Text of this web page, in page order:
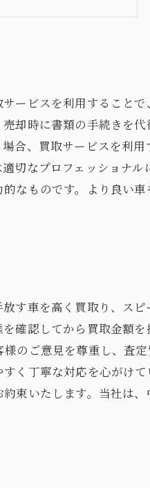
ービスを利用すること
却時に書類の手続きを
合、買取サービスを利
切なプロフェッショナ
なものです。より良い
す車を高く買取り、ス
確認してから買取金額
のご意見を尊重し、査
く丁寧な対応を心がけ
束いたします。当社は